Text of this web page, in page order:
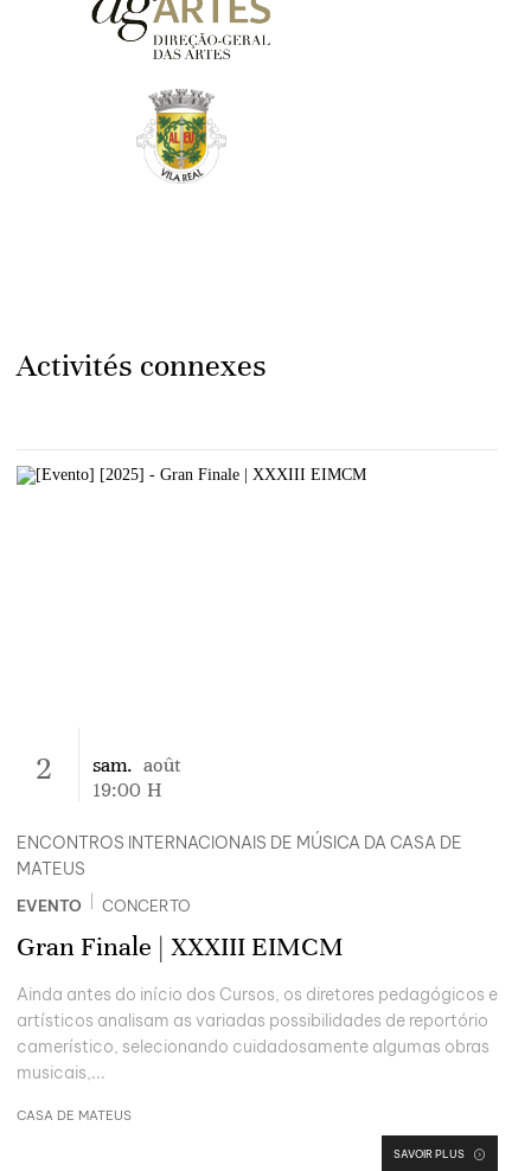
Activités connexes
2 sam. août
19:00 H
EVENTO CONCERTO
Gran Finale | XXXIII EIMCM
Ainda antes do início dos Cursos, os diretores pedagógicos e
artísticos analisam as variadas possibilidades de reportório
camerístico, selecionando cuidadosamente algumas obras
musicais,...
CASA DE MATEUS
SAVOIR PLUS
ENCONTROS INTERNACIONAIS DE MÚSICA DA CASA DE
MATEUS